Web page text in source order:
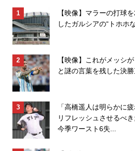
【映像】マラーの打球
したガルシアの“トホホ
【映像】これがメッシ
と謎の言葉を残した決
「高橋遥人は明らかに
リフレッシュさせるべ
今季ワースト6失...